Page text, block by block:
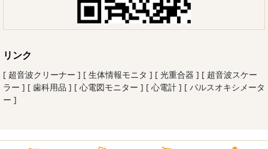
リンク
[ 超音波クリーナー ] [ 生体情報モニタ ] [ 光重合器 ] [ 超音波スケー
ラー ] [ 歯科用品 ] [ 心電図モニター ] [ 心電計 ] [ パルスオキシメータ
ー ]